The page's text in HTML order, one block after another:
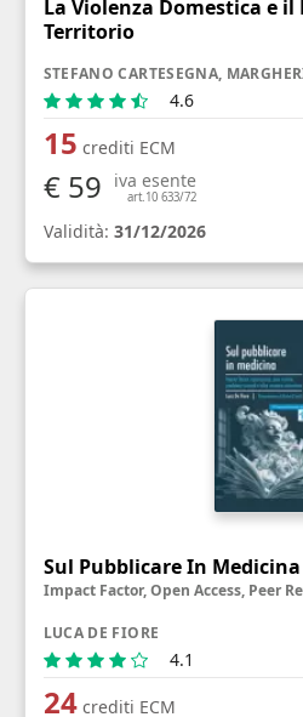
La Violenza Domestica e il
Territorio
STEFANO CARTESEGNA,
4.6
15 crediti ECM
€ 59 iva esente
art.10 633/72
Validità: 31/12/2026
Sul Pubblicare In Medicina
LUCA DE FIORE
4.1
24crediti ECM